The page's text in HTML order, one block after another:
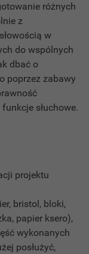
różnych
z
w
do wspólnych
dbać o
poprzez zabawy
słuchowe.
projektu
bristol, bloki,
papier ksero),
wykonanych
posłużyć,